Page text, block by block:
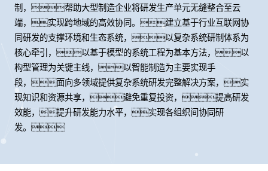
制，帮助大型制造企业将研发生产单元无缝整合至云
端，实现跨地域的高效协同。建立基于行业互联网协
同研发的支撑环境和生态系统，以复杂系统研制体系为
核心牵引，以基于模型的系统工程为基本方法，以
构型管理为关键主线，以智能制造为主要实现手
段，面向多领域提供复杂系统研发完整解决方案，实
现知识和资源共享，避免重复投资，提高研发
效能，提升研发能力水平，实现各组织间协同研
发。